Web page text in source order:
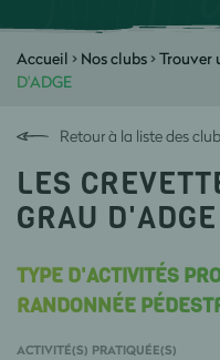
Accueil > Nos clubs>Trouver
D'ADGE
Retour à la liste des
LES
GRAU D'ADGE
TYPE D'ACTIVITÉS
RANDONNÉE
ACTIVITÉ(S) PRATIQUÉE(S)